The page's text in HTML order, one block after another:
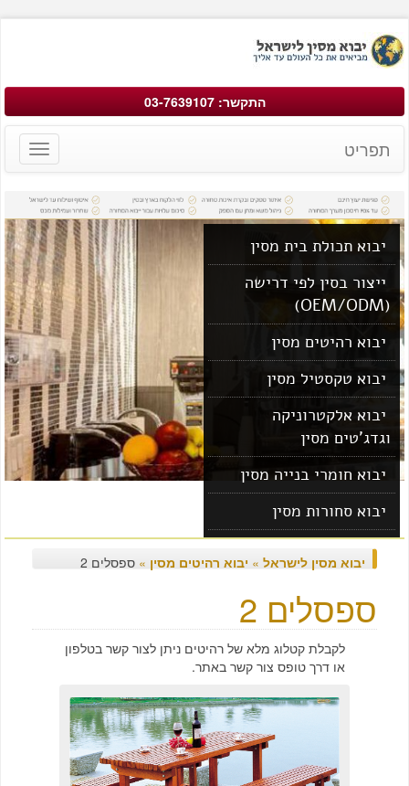
התקשר: 03-7639107
Toggle
תפריט
יבוא תכולת בית מסין
ייצור בסין לפי דרישה
יבוא רהיטים מסין
יבוא טקסטיל מסין
יבוא אלקטרוניקה
וגדג'טים מסין
יבוא חומרי בנייה מסין
יבוא סחורות מסין
יבוא מוצרים מסין
יבוא מסין לישראל»יבוא רהיטים מסין»ספסלים 2
ספסלים 2
לקבלת קטלוג מלא של רהיטים ניתן לצור קשר בטלפון
או דרך טופס צור קשר באתר.